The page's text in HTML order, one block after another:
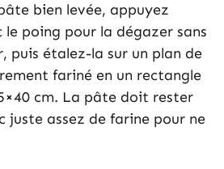
bien levée, appuyez
le poing pour la dégazer sans
puis étalez-la sur un plan de
fariné en un rectangle
cm. La pâte doit rester
juste assez de farine pour ne